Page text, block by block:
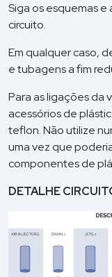
Siga os esquemas
circuito.
Em qualquer caso,
e tubagens a fim
Para as ligações da
acessórios de
teflon. Não utilize
uma vez que
componentes de
DETALHE